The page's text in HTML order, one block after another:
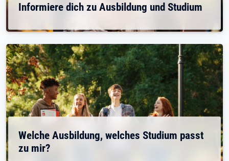
Informiere dich zu Ausbildung und Studium
Welche Ausbildung, welches Studium passt
zu mir?